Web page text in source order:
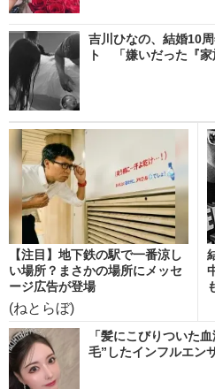
吉川ひなの、結婚10
ト 「嫌いだった『家
【注目】地下鉄の駅で一番涼し
い場所？まさかの場所にメッセ
ージ広告が登場
(ねとらぼ)
「髪にこびりついた
毛”したインフルエン